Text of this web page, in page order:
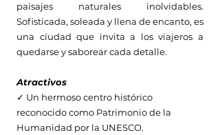
paisajes naturales inolvidables.
Sofisticada, soleada y llena de encanto, es
una ciudad que invita a los viajeros a
quedarse y saborear cada detalle.
Atractivos
✓ Un hermoso centro histórico
reconocido como Patrimonio de la
Humanidad por la UNESCO.